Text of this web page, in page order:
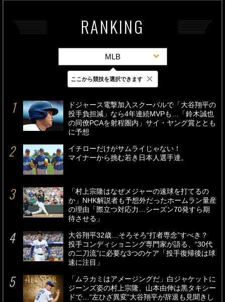
RANKING
MLB
最新 24時間 週間
ドジャース電撃加入スクーバルで「大谷翔平の
投手負担減」なら4年連続MVPも…「鈴木誠也
の同僚PCAを射程圏内」サイ・ヤング賞ととも
に予想
イチローだけがサムライじゃない！
マイナーから挑む若き日本人選手達。
「村上宗隆はなぜメジャーの速球を打てるの
か」NHK解説者も予想外だったホームラン量産
の理由「際立つ対応力…シーズン70発すら期
待させる」
大谷翔平32歳…そろそろ“打者専念”すべき？
投手コンディショニング専門家が語る、“30代
の二刀流”に必要な3つのケア「投手復帰後は球
速に注目」
「ムラカミはアメージングだ」白ジャケットに
ジーンズ姿の村上宗隆、山本由伸は黒タキシー
ドで…“左ひざ異変”大谷翔平が辞退も見聞きし
ここから競技を選択できます ×